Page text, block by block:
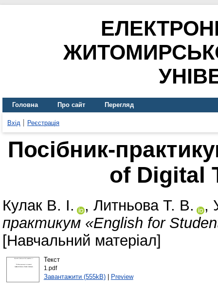
Головна Про сайт Перегляд
Вхід Реєстрація
Посібник-
of Digital
Кулак В. І. , Литньова Т. В. ,
практикум «English for
[Навчальний матеріал]
Текст
1.pdf
Завантажити (555kB)| Preview